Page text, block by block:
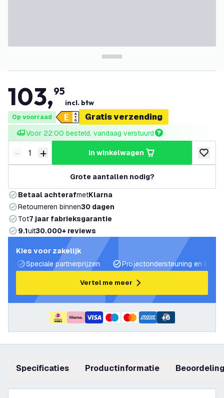
103,95
incl. btw
Op voorraad Gratis verzending
Voor 22:00 besteld, vandaag verstuurd
Verminder hoeveelheid
- Verhoog hoeveelheid
+ in winkelwagen
Grote aantallen nodig?
Betaal achterafmetKlarna
Retourneren binnen30 dagen
Tot7 jaar fabrieksgarantie
9.1uit30.000+ reviews
Kies voor zakelijk
Speciale partnerprijzen
Projectondersteuning en
Vertel me meer
+6
Specificaties productinformatie